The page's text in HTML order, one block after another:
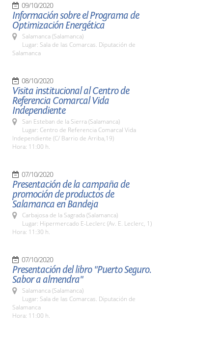
09/10/2020
Información sobre el Programa de
Optimización Energética
Salamanca (Salamanca)
Lugar: Sala de las Comarcas. Diputación de
Salamanca
08/10/2020
Visita institucional al Centro de
Referencia Comarcal Vida
Independiente
San Esteban de la Sierra (Salamanca)
Lugar: Centro de Referencia Comarcal Vida
Independiente (C/ Barrio de Arriba,19)
Hora: 11:00 h.
07/10/2020
Presentación de la campaña de
promoción de productos de
Salamanca en Bandeja
Carbajosa de la Sagrada (Salamanca)
Lugar: Hipermercado E-Leclerc (Av. E. Leclerc, 1)
Hora: 11:30 h.
07/10/2020
Presentación del libro "Puerto Seguro.
Sabor a almendra"
Salamanca (Salamanca)
Lugar: Sala de las Comarcas. Diputación de
Salamanca
Hora: 11:00 h.